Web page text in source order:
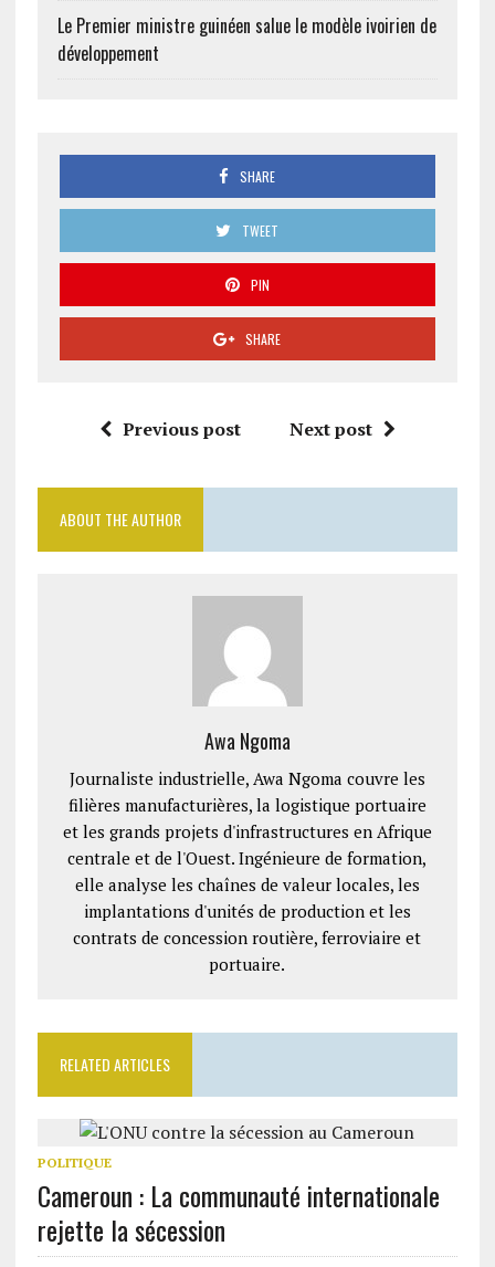
Le Premier ministre guinéen salue le modèle ivoirien de
développement
SHARE
TWEET
PIN
SHARE
Previous post Next post
ABOUT THE AUTHOR
Awa Ngoma
Journaliste industrielle, Awa Ngoma couvre les
filières manufacturières, la logistique portuaire
et les grands projets d'infrastructures en Afrique
centrale et de l'Ouest. Ingénieure de formation,
elle analyse les chaînes de valeur locales, les
implantations d'unités de production et les
contrats de concession routière, ferroviaire et
portuaire.
RELATED ARTICLES
POLITIQUE
Cameroun : La communauté internationale
rejette la sécession